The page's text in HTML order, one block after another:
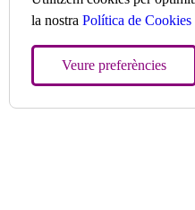
la nostra Política de Cookies
Veure preferències